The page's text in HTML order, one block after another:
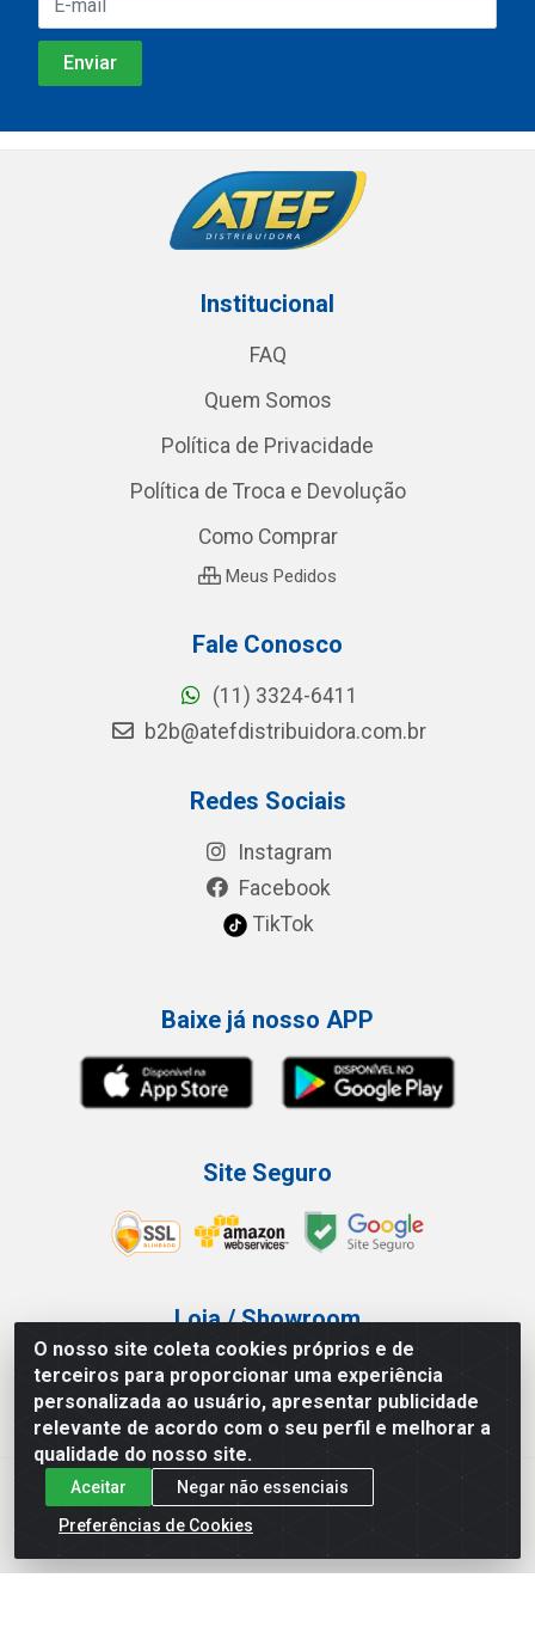
O nosso site coleta cookies próprios e de
terceiros para proporcionar uma experiência
personalizada ao usuário, apresentar publicidade
relevante de acordo com o seu perfil e melhorar a
qualidade do nosso site.
Aceitar
Negar não essenciais
Preferências de Cookies
Institucional
FAQ
Quem Somos
Política de Privacidade
Política de Troca e Devolução
Como Comprar
Meus Pedidos
Fale Conosco
(11) 3324-6411
b2b@atefdistribuidora.com.br
Redes Sociais
Instagram
Facebook
TikTok
Baixe já nosso APP
Site Seguro
Loja / Showroom
Tel.: (11) 3227-0546
Av Vautier, 587/597 - Pari - São Paulo/SP
Atef Distribuidora LTDA - Av. Vautier, 585/597 - Pari - São
Paulo/SP - CEP 03.032-000 - CNPJ 27.717.135/0001-29